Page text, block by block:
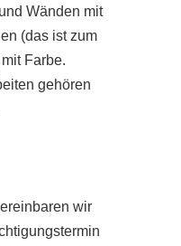
Wänden mit
(das ist zum
Farbe.
gehören
wir